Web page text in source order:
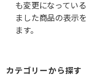
も変更になってい
ました商品の表示
ます。
カテゴリーから探す